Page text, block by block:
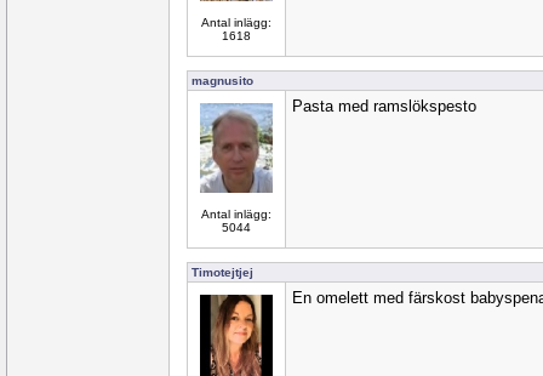
Antal inlägg:
1618
magnusito
Antal inlägg:
5044
Pasta med ramslökspesto
Timotejtjej
En omelett med färskost